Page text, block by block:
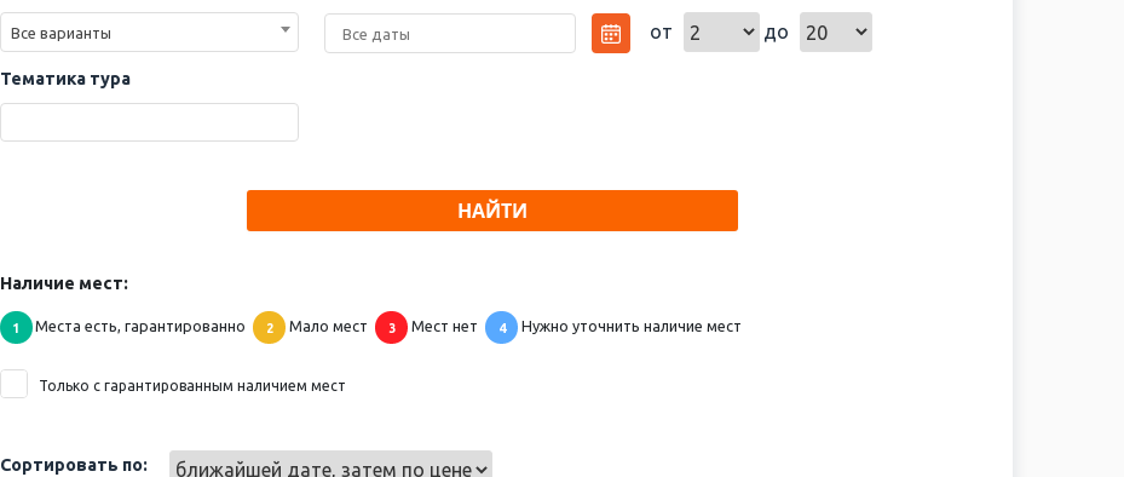
Все варианты от до
Тематика тура
НАЙТИ
Наличие мест:
1 Места есть, гарантированно 2 Мало мест 3 Мест нет 4 Нужно уточнить наличие мест
Только с гарантированным наличием мест
Сортировать по: